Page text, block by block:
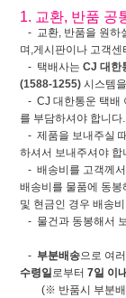
1. 교환, 반품 공
- 교환, 반품을 원하
며,게시판이나 고객
- 택배사는 CJ 대한
(1588-1255) 시스템
- CJ 대한통운 택배
를 부담하셔야 합니
- 제품을 보내주실
하셔서 보내주셔야 합
- 배송비를 고객께
배송비를 물품에 동
및 현금인 경우 배송
- 물건과 동봉해서
- 부분배송으로 여
수령일로부터 7일 이
(※ 반품시 부분배송